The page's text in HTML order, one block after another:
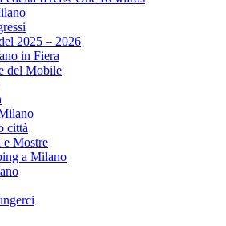
2025 – 2026
in Fiera
del Mobile
città
e Mostre
a Milano